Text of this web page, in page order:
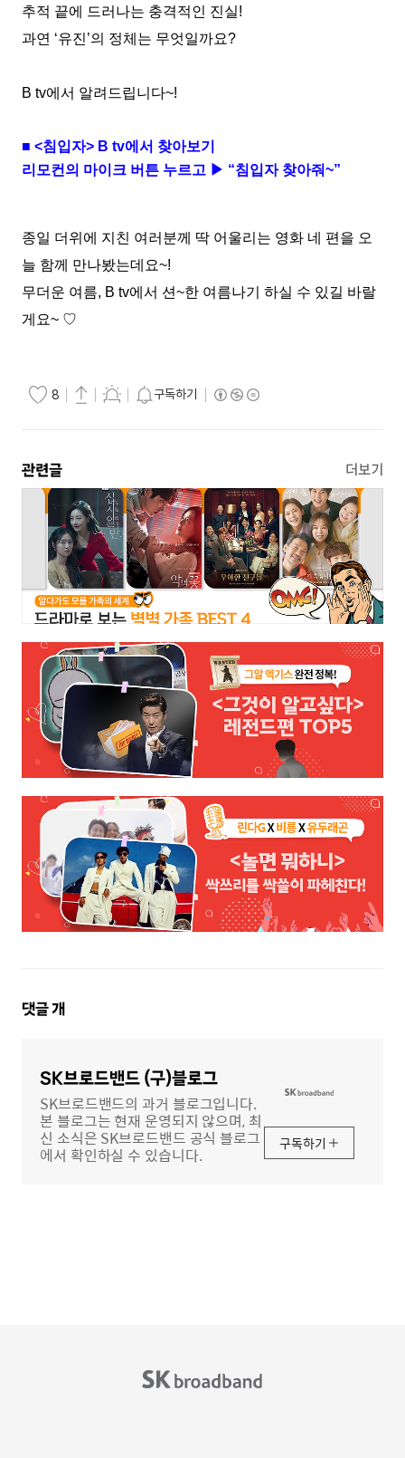
추적 끝에 드러나는 충격적인 진실!
과연 ‘유진’의 정체는 무엇일까요?
B tv에서 알려드립니다~!
■ <침입자> B tv에서 찾아보기
리모컨의 마이크 버튼 누르고 ▶ “침입자 찾아줘~”
종일 더위에 지친 여러분께 딱 어울리는 영화 네 편을 오
늘 함께 만나봤는데요~!
무더운 여름, B tv에서 션~한 여름나기 하실 수 있길 바랄
게요~ ♡
8 구독하기
관련글 더보기
댓
댓글개
SK브로드밴드 (구)블로그
SK브로드밴드의 과거 블로그입니다.
본 블로그는 현재 운영되지 않으며, 최
신 소식은 SK브로드밴드 공식 블로그
에서 확인하실 수 있습니다.
구독하기